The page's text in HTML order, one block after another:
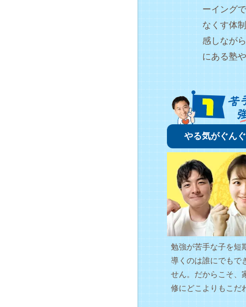
ーイング
なくす体
感しなが
にある塾
やる気がぐん
勉強が苦手な子を短
導くのは誰にでもで
せん。だからこそ、
修にどこよりもこだ